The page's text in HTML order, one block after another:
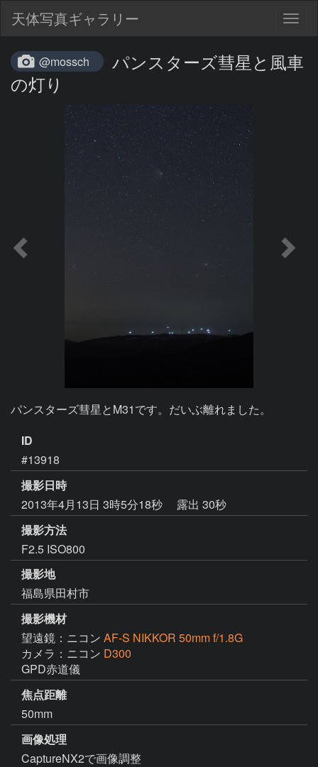
天体写真ギャラリー
@mossch
パンスターズ彗星と風車
の灯り
パンスターズ彗星とM31です。だいぶ離れました。
ID
#13918
撮影日時
2013年4月13日 3時5分18秒
露出 30秒
撮影方法
F2.5 ISO800
撮影地
福島県田村市
撮影機材
望遠鏡：ニコン AF-S NIKKOR 50mm f/1.8G
カメラ：ニコン D300
GPD赤道儀
焦点距離
50mm
画像処理
CaptureNX2で画像調整